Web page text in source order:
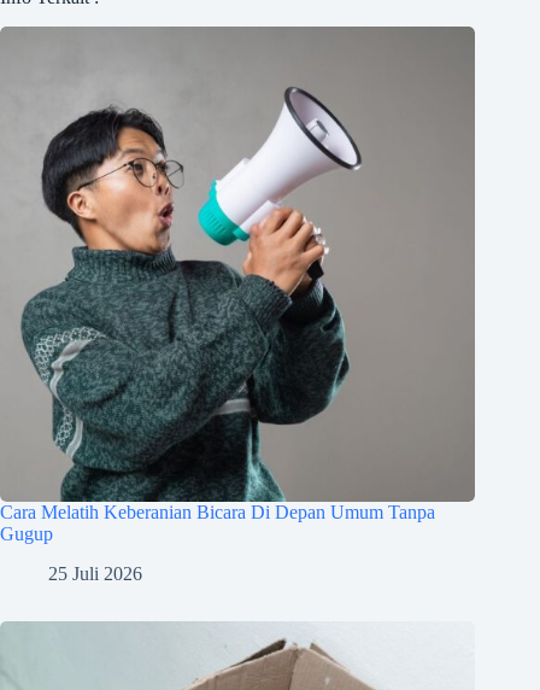
Cara Melatih Keberanian Bicara Di Depan Umum Tanpa
Gugup
25 Juli 2026